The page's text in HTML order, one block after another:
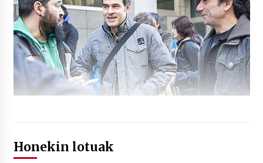
Honekin lotuak